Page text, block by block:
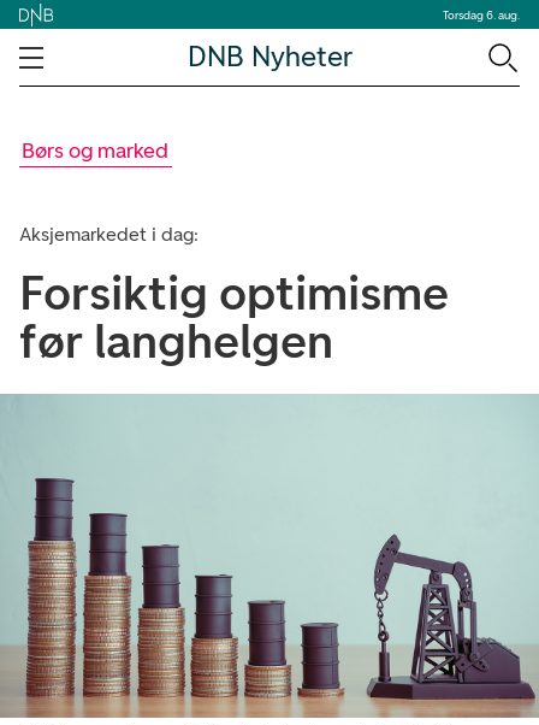
Torsdag 6. aug.
DNB Nyheter
Børs og marked
Aksjemarkedet i dag:
Forsiktig optimisme
før langhelgen